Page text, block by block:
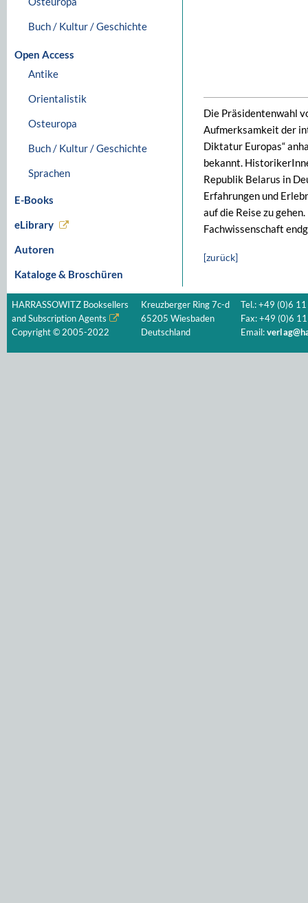
Buch / Kultur / Geschichte
Open Access
Antike
Orientalistik
Osteuropa
Buch / Kultur / Geschichte
Sprachen
E-Books
eLibrary
Autoren
Kataloge & Broschüren
Die Präsidentenwahl
Aufmerksamkeit der
Diktatur Europas“
bekannt.
Republik Belarus in
Erfahrungen und
auf die Reise zu
Fachwissenschaft
[zurück]
HARRASSOWITZ Booksellers
and Subscription Agents
Copyright © 2005-2022
Kreuzberger Ring 7c-d
65205 Wiesbaden
Deutschland
Tel.: +49 (0)6
Fax: +49 (0)6
Email: